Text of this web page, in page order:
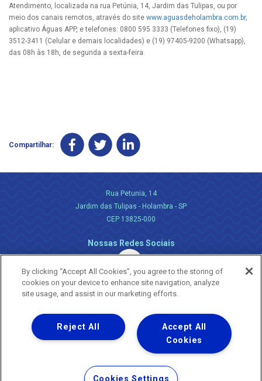
Atendimento, localizada na rua Petúnia, 14, Jardim das Tulipas, ou por
meio dos canais remotos, através do site www.aguasdeholambra.com.br,
aplicativo Águas APP, e telefones: 0800 595 3333 (Telefones fixo), (19)
3512-3411 (Celular e demais localidades) e (19) 97405-9200 (Whatsapp),
das 08h às 18h, de segunda a sexta-feira.
Compartilhar:
Rua Petunia, 14
Jardim das Tulipas - Holambra - SP
CEP 13825-000
Nossas Redes Sociais
Uma empresa
Copyright ® 2026 - Todos os Direitos Reservados.
Nossa natureza movimenta a vida
Termos Gerais de Uso de Sites e Aplicativos
By clicking “Accept All Cookies”, you agree to the storing of
cookies on your device to enhance site navigation, analyze
site usage, and assist in our marketing efforts.
Accept All
Cookies
Reject All
Cookies Settings